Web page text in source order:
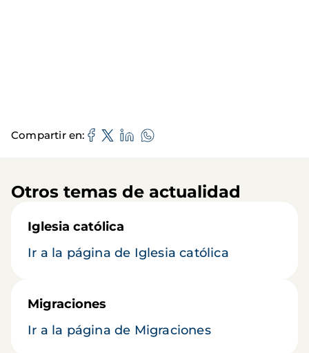
Compartir en
Otros temas de actualidad
Iglesia católica
Ir a la página de Iglesia católica
Migraciones
Ir a la página de Migraciones